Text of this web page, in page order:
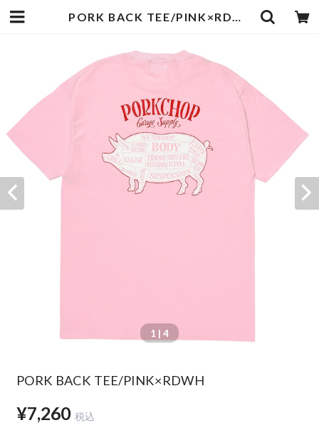
PORK BACK TEE/PINK×RDWH | PORKCHOP GARAGE SUPPLY
1 | 4
PORK BACK TEE/PINK×RDWH
¥7,260 税込